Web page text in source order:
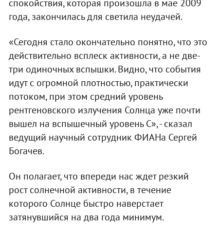
спокойствия, которая произошла в мае 2009
года, закончилась для светила неудачей.
«Сегодня стало окончательно понятно, что это
действительно всплеск активности, а не две-
три одиночных вспышки. Видно, что события
идут с огромной плотностью, практически
потоком, при этом средний уровень
рентгеновского излучения Солнца уже почти
вышел на вспышечный уровень C», - сказал
ведущий научный сотрудник ФИАНа Сергей
Богачев.
Он полагает, что впереди нас ждет резкий
рост солнечной активности, в течение
которого Солнце быстро наверстает
затянувшийся на два года минимум.